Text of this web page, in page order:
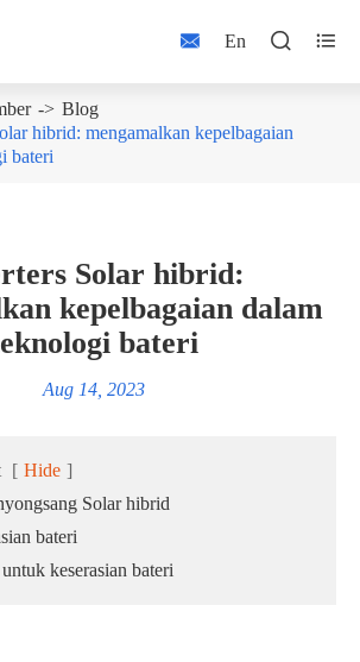
 En  
Blog
hibrid: mengamalkan kepelbagaian
bateri
Solar hibrid:
kepelbagaian dalam
bateri
Aug 14, 2023
[ Hide ]
Solar hibrid
bateri
keserasian bateri